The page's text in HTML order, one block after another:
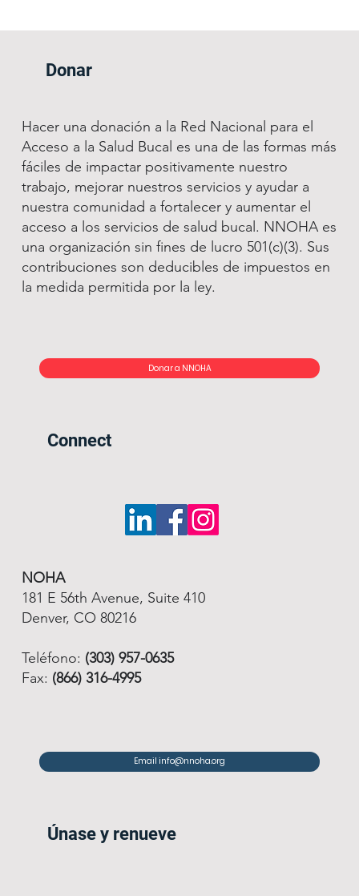
Donar
Hacer una donación a la Red Nacional para el
Acceso a la Salud Bucal es una de las formas más
fáciles de impactar positivamente nuestro
trabajo, mejorar nuestros servicios y ayudar a
nuestra comunidad a fortalecer y aumentar el
acceso a los servicios de salud bucal. NNOHA es
una organización sin fines de lucro 501(c)(3). Sus
contribuciones son deducibles de impuestos en
la medida permitida por la ley.
Donar a NNOHA
Connect
NOHA
181 E 56th Avenue, Suite 410
Denver, CO 80216
Teléfono: (303) 957-0635
Fax: (866) 316-4995
Email info@nnoha.org
Únase y renueve